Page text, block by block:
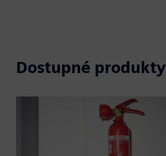
Dostupné produkty